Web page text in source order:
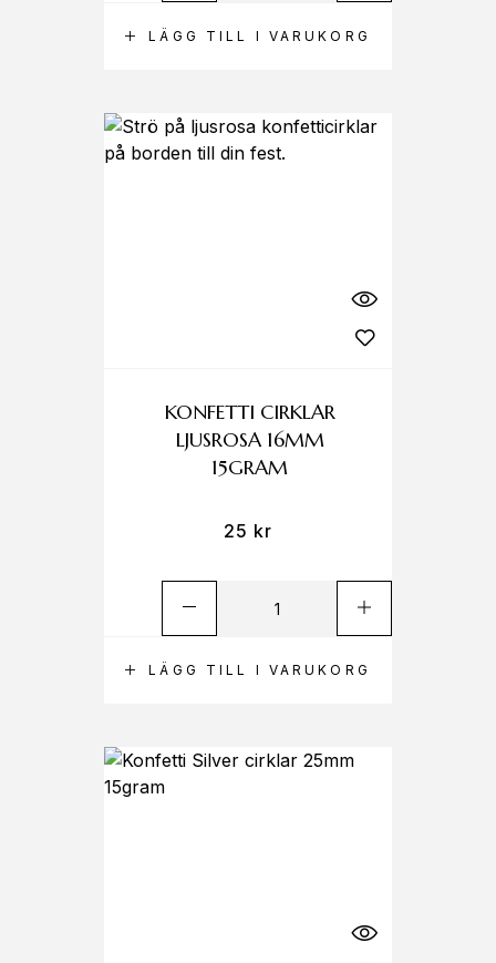
LÄGG TILL I VARUKORG
LÄGG TILL I VARUKORG
KONFETTI CIRKLAR
LJUSROSA 16MM
15GRAM
25 kr